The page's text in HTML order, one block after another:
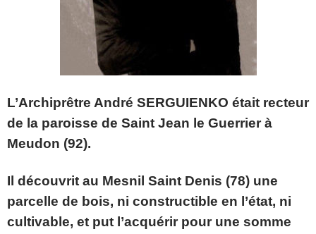
L’Archiprêtre André SERGUIENKO était recteur
de la paroisse de Saint Jean le Guerrier à
Meudon (92).
Il découvrit au Mesnil Saint Denis (78) une
parcelle de bois, ni constructible en l’état, ni
cultivable, et put l’acquérir pour une somme